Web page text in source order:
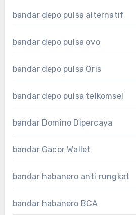
bandar depo pulsa alternatif
bandar depo pulsa ovo
bandar depo pulsa Qris
bandar depo pulsa telkomsel
bandar Domino Dipercaya
bandar Gacor Wallet
bandar habanero anti rungkat
bandar habanero BCA